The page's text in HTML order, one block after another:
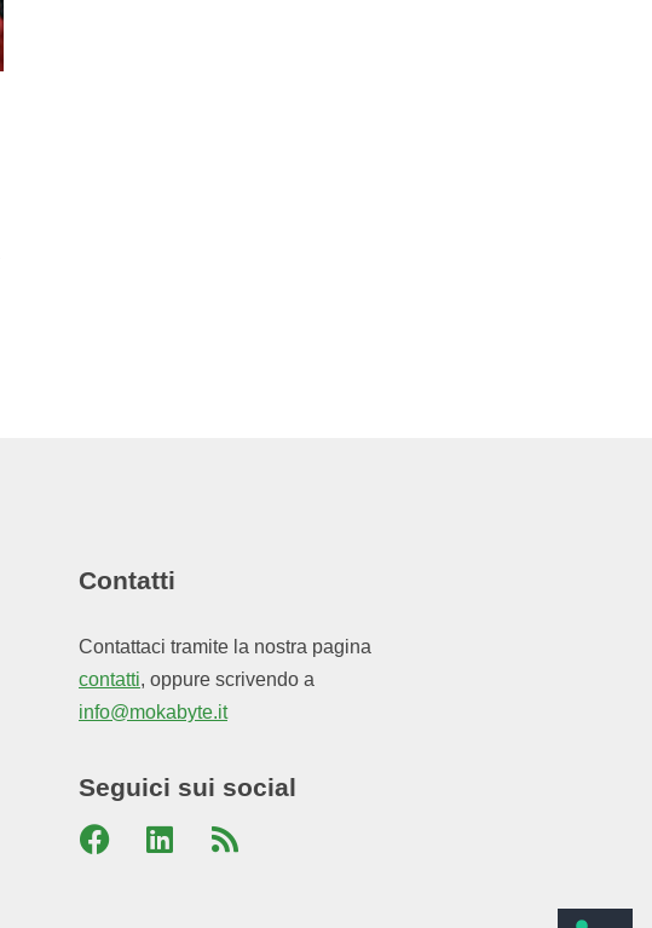
Contatti
Contattaci tramite la nostra pagina
contatti, oppure scrivendo a
info@mokabyte.it
Seguici sui social